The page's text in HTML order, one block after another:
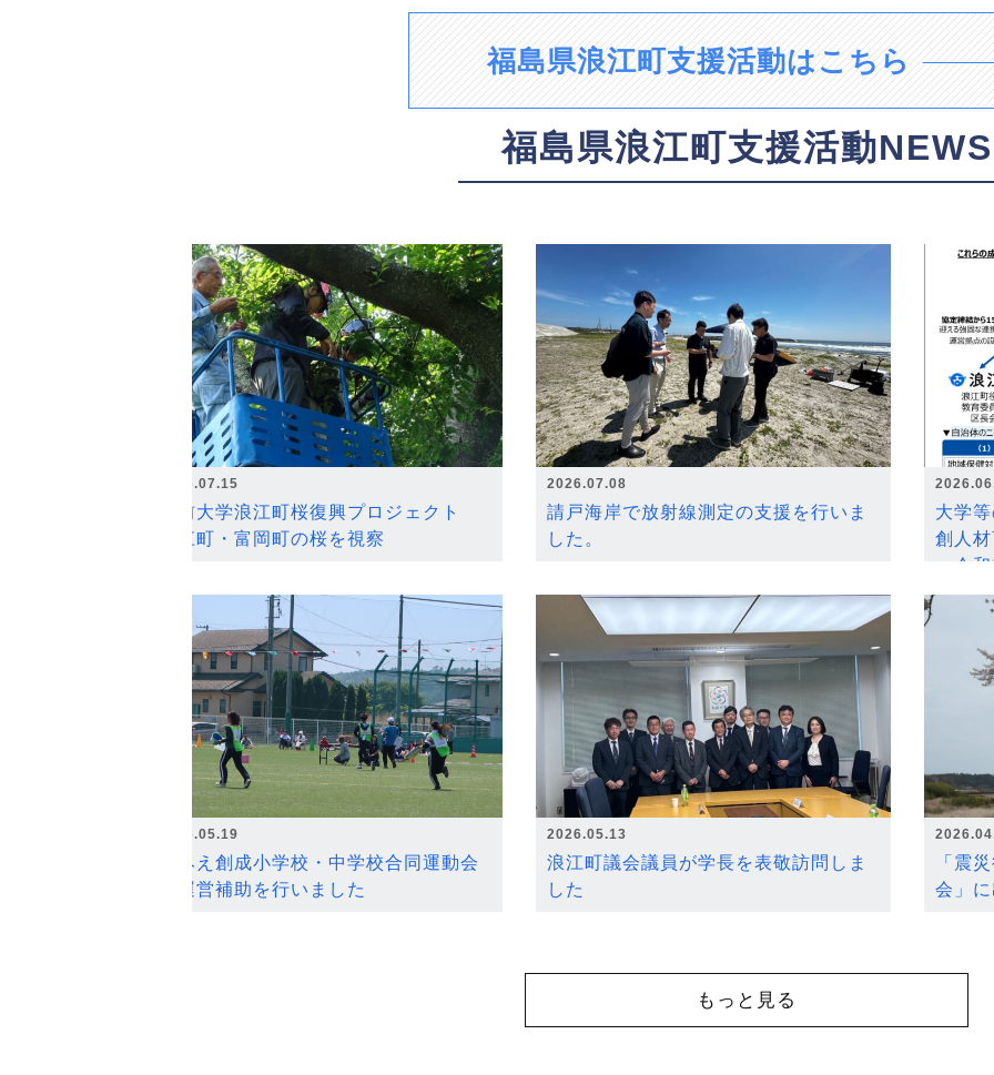
福島県浪江町支援活動はこちら
福島県浪江町支援活動NEWS
2026.07.15
弘前大学浪江町桜復興プロジェクト
浪江町・富岡町の桜を視察
2026.07.08
請戸海岸で放射線測定の支援を行いま
した。
大学
創人
～令
2026.05.19
なみえ創成小学校・中学校合同運動会
の運営補助を行いました
2026.05.13
浪江町議会議員が学長を表敬訪問しま
した
「震
会」
もっと見る